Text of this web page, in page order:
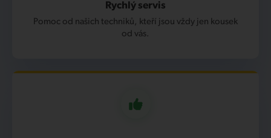
Rychlý servis
Pomoc od našich techniků, kteří jsou vždy jen kousek
od vás.